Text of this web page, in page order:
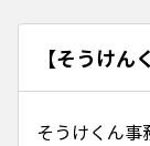
【そうけ
そうけくん事